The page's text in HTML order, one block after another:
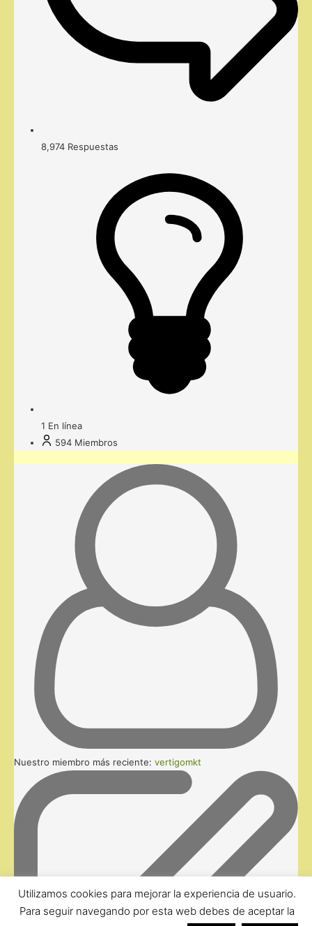
8,974 Respuestas
1 En línea
594 Miembros
Nuestro miembro más reciente: vertigomkt
Utilizamos cookies para mejorar la experiencia de usuario.
Para seguir navegando por esta web debes de aceptar la